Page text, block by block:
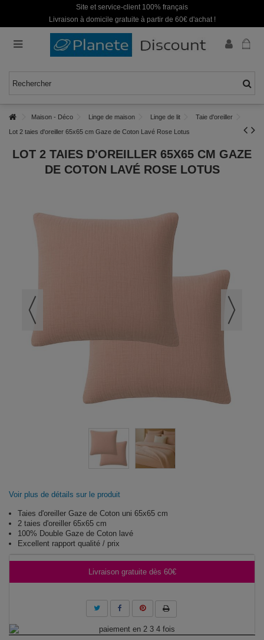
Site et service-client 100% français
Livraison à domicile gratuite à partir de 60€ d'achat !
Maison - Déco Linge de maison Linge de lit Taie d'oreiller
Lot 2 taies d'oreiller 65x65 cm Gaze de Coton Lavé Rose Lotus
LOT 2 TAIES D'OREILLER 65X65 CM GAZE
DE COTON LAVÉ ROSE LOTUS
Voir plus de détails sur le produit
Taies d'oreiller Gaze de Coton uni 65x65 cm
2 taies d'oreiller 65x65 cm
100% Double Gaze de Coton lavé
Excellent rapport qualité / prix
Livraison gratuite dès 60€